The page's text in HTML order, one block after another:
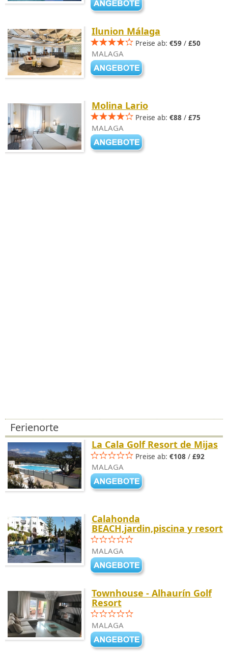
Ilunion Málaga
Preise ab: €59 / £50
MALAGA
Molina Lario
Preise ab: €88 / £75
MALAGA
Ferienorte
La Cala Golf Resort de Mijas
Preise ab: €108 / £92
MALAGA
Calahonda
BEACH,jardin,piscina y resort
MALAGA
Townhouse - Alhaurín Golf
Resort
MALAGA